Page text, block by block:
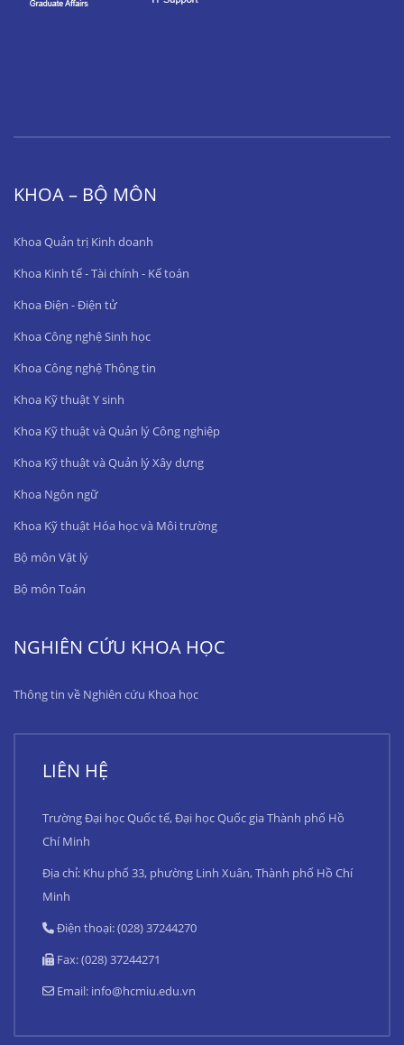
KHOA – BỘ MÔN
Khoa Quản trị Kinh doanh
Khoa Kinh tế - Tài chính - Kế toán
Khoa Điện - Điện tử
Khoa Công nghệ Sinh học
Khoa Công nghệ Thông tin
Khoa Kỹ thuật Y sinh
Khoa Kỹ thuật và Quản lý Công nghiệp
Khoa Kỹ thuật và Quản lý Xây dựng
Khoa Ngôn ngữ
Khoa Kỹ thuật Hóa học và Môi trường
Bộ môn Vật lý
Bộ môn Toán
NGHIÊN CỨU KHOA HỌC
Thông tin về Nghiên cứu Khoa học
LIÊN HỆ
Trường Đại học Quốc tế, Đại học Quốc gia Thành phố Hồ
Chí Minh
Địa chỉ: Khu phố 33, phường Linh Xuân, Thành phố Hồ Chí
Minh
Điện thoại: (028) 37244270
Fax: (028) 37244271
Email: info@hcmiu.edu.vn